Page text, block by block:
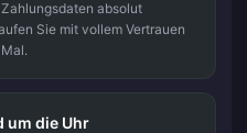
absolut
Sie mit vollem Vertrauen
um die Uhr